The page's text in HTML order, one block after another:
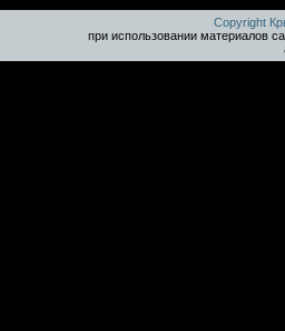
Copyright
при использовании материалов